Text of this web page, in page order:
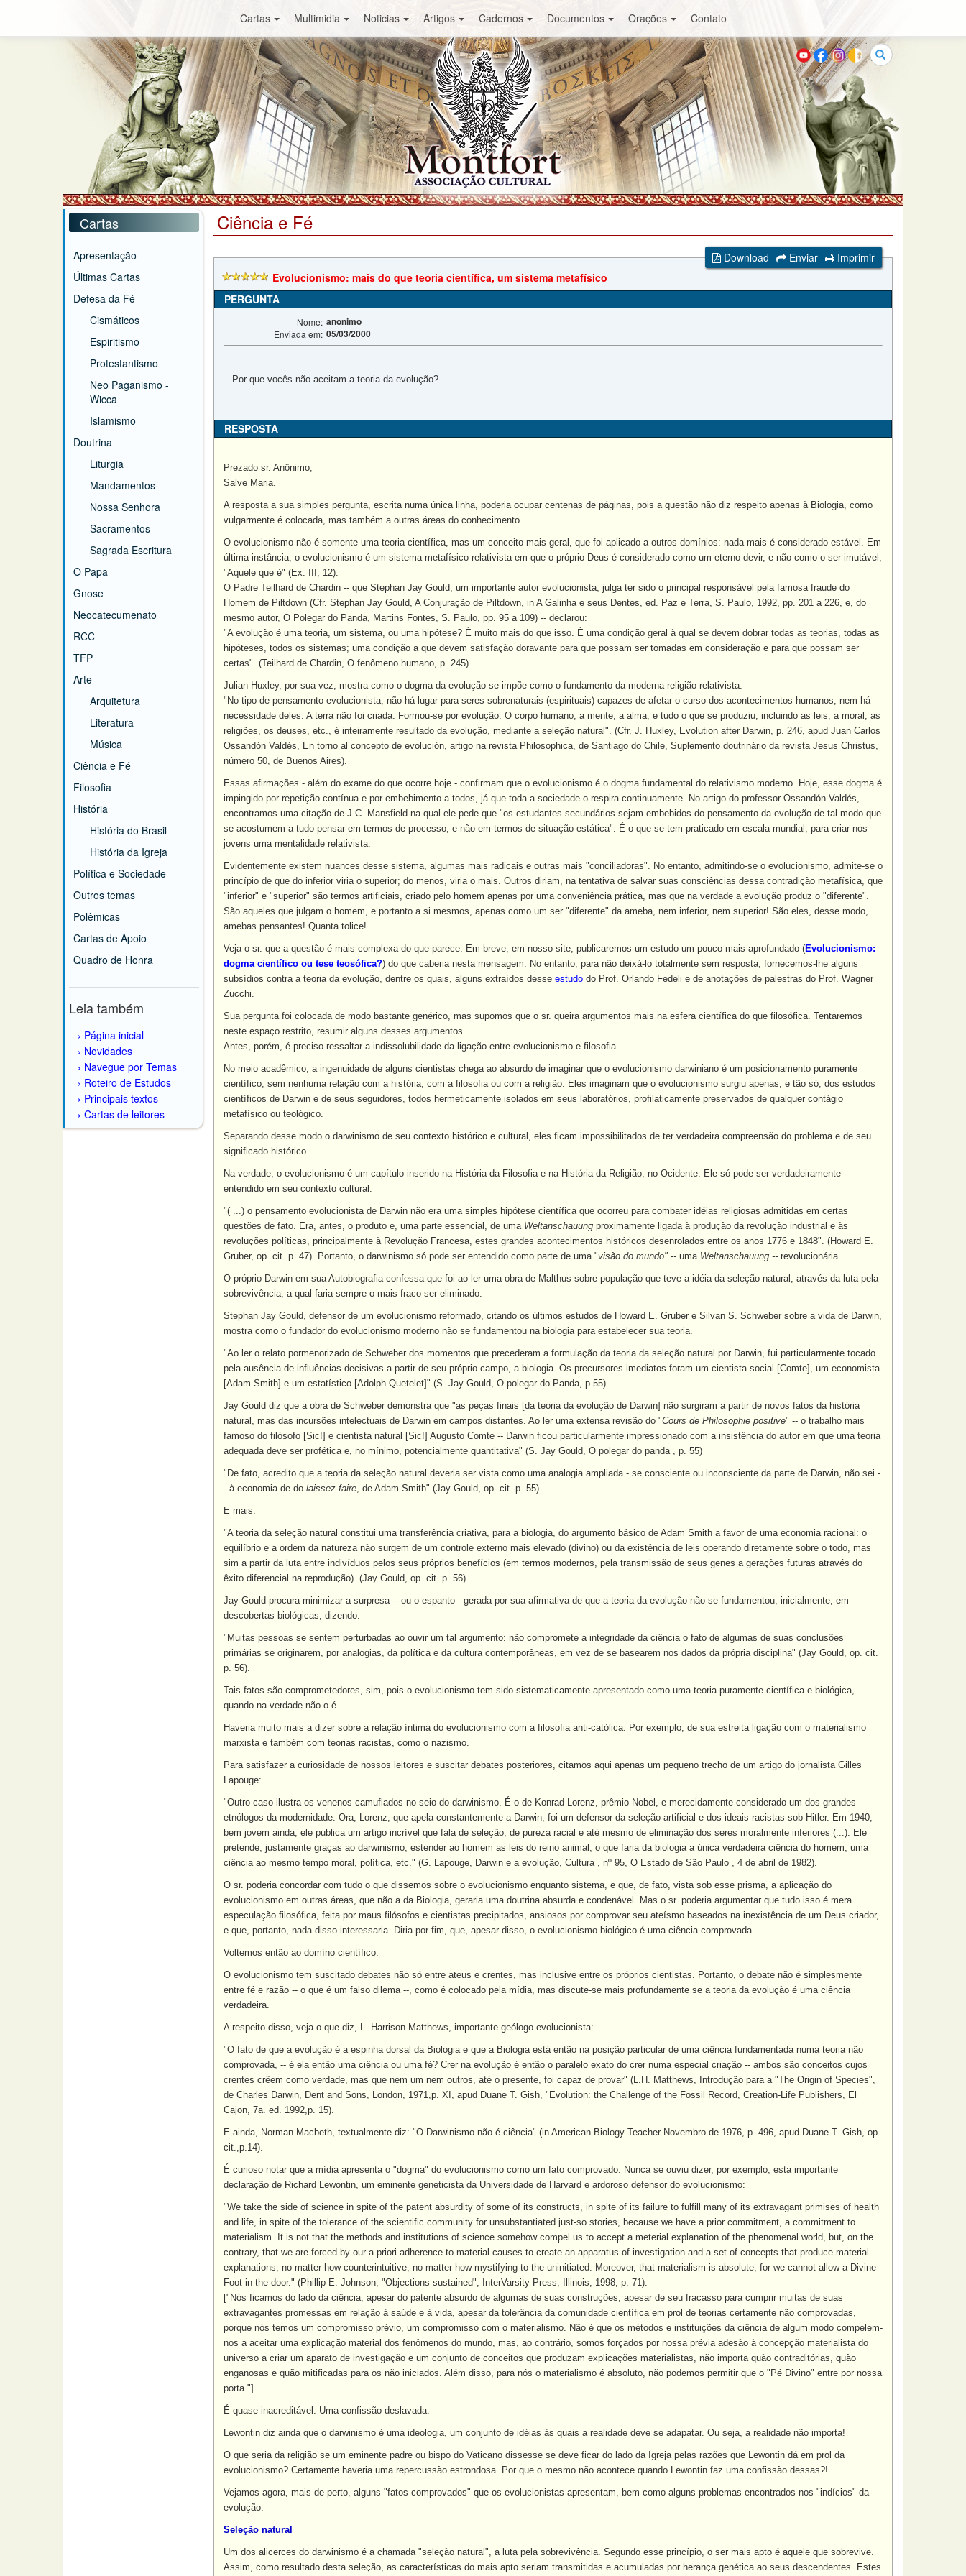
Cartas Multimidia Noticias Artigos Cadernos Documentos Orações Contato
Buscar
Cartas
Apresentação
Últimas Cartas
Defesa da Fé
Cismáticos
Espiritismo
Protestantismo
Neo Paganismo -
Wicca
Islamismo
Doutrina
Liturgia
Mandamentos
Nossa Senhora
Sacramentos
Sagrada Escritura
O Papa
Gnose
Neocatecumenato
RCC
TFP
Arte
Arquitetura
Literatura
Música
Ciência e Fé
Filosofia
História
História do Brasil
História da Igreja
Política e Sociedade
Outros temas
Polêmicas
Cartas de Apoio
Quadro de Honra
Leia também
Página inicial
Novidades
Navegue por Temas
Roteiro de Estudos
Principais textos
Cartas de leitores
Ciência e Fé
Download Enviar
Imprimir
Evolucionismo: mais do que teoria científica, um sistema metafísico
PERGUNTA
Nome: anonimo
Enviada em: 05/03/2000
Por que vocês não aceitam a teoria da evolução?
RESPOSTA
Prezado sr. Anônimo,
Salve Maria.
A resposta a sua simples pergunta, escrita numa única linha, poderia ocupar centenas de páginas, pois a questão não diz respeito apenas à Biologia, como
vulgarmente é colocada, mas também a outras áreas do conhecimento.
O evolucionismo não é somente uma teoria científica, mas um conceito mais geral, que foi aplicado a outros domínios: nada mais é considerado estável. Em
última instância, o evolucionismo é um sistema metafísico relativista em que o próprio Deus é considerado como um eterno devir, e não como o ser imutável,
"Aquele que é" (Ex. III, 12).
O Padre Teilhard de Chardin -- que Stephan Jay Gould, um importante autor evolucionista, julga ter sido o principal responsável pela famosa fraude do
Homem de Piltdown (Cfr. Stephan Jay Gould, A Conjuração de Piltdown, in A Galinha e seus Dentes, ed. Paz e Terra, S. Paulo, 1992, pp. 201 a 226, e, do
mesmo autor, O Polegar do Panda, Martins Fontes, S. Paulo, pp. 95 a 109) -- declarou:
"A evolução é uma teoria, um sistema, ou uma hipótese? É muito mais do que isso. É uma condição geral à qual se devem dobrar todas as teorias, todas as
hipóteses, todos os sistemas; uma condição a que devem satisfação doravante para que possam ser tomadas em consideração e para que possam ser
certas". (Teilhard de Chardin, O fenômeno humano, p. 245).
Julian Huxley, por sua vez, mostra como o dogma da evolução se impõe como o fundamento da moderna religião relativista:
"No tipo de pensamento evolucionista, não há lugar para seres sobrenaturais (espirituais) capazes de afetar o curso dos acontecimentos humanos, nem há
necessidade deles. A terra não foi criada. Formou-se por evolução. O corpo humano, a mente, a alma, e tudo o que se produziu, incluindo as leis, a moral, as
religiões, os deuses, etc., é inteiramente resultado da evolução, mediante a seleção natural". (Cfr. J. Huxley, Evolution after Darwin, p. 246, apud Juan Carlos
Ossandón Valdés, En torno al concepto de evolución, artigo na revista Philosophica, de Santiago do Chile, Suplemento doutrinário da revista Jesus Christus,
número 50, de Buenos Aires).
Essas afirmações - além do exame do que ocorre hoje - confirmam que o evolucionismo é o dogma fundamental do relativismo moderno. Hoje, esse dogma é
impingido por repetição contínua e por embebimento a todos, já que toda a sociedade o respira continuamente. No artigo do professor Ossandón Valdés,
encontramos uma citação de J.C. Mansfield na qual ele pede que "os estudantes secundários sejam embebidos do pensamento da evolução de tal modo que
se acostumem a tudo pensar em termos de processo, e não em termos de situação estática". É o que se tem praticado em escala mundial, para criar nos
jovens uma mentalidade relativista.
Evidentemente existem nuances desse sistema, algumas mais radicais e outras mais "conciliadoras". No entanto, admitindo-se o evolucionismo, admite-se o
princípio de que do inferior viria o superior; do menos, viria o mais. Outros diriam, na tentativa de salvar suas consciências dessa contradição metafísica, que
"inferior" e "superior" são termos artificiais, criado pelo homem apenas por uma conveniência prática, mas que na verdade a evolução produz o "diferente".
São aqueles que julgam o homem, e portanto a si mesmos, apenas como um ser "diferente" da ameba, nem inferior, nem superior! São eles, desse modo,
amebas pensantes! Quanta tolice!
Veja o sr. que a questão é mais complexa do que parece. Em breve, em nosso site, publicaremos um estudo um pouco mais aprofundado (Evolucionismo:
dogma científico ou tese teosófica?) do que caberia nesta mensagem. No entanto, para não deixá-lo totalmente sem resposta, fornecemos-lhe alguns
subsídios contra a teoria da evolução, dentre os quais, alguns extraídos desse estudo do Prof. Orlando Fedeli e de anotações de palestras do Prof. Wagner
Zucchi.
Sua pergunta foi colocada de modo bastante genérico, mas supomos que o sr. queira argumentos mais na esfera científica do que filosófica. Tentaremos
neste espaço restrito, resumir alguns desses argumentos.
Antes, porém, é preciso ressaltar a indissolubilidade da ligação entre evolucionismo e filosofia.
No meio acadêmico, a ingenuidade de alguns cientistas chega ao absurdo de imaginar que o evolucionismo darwiniano é um posicionamento puramente
científico, sem nenhuma relação com a história, com a filosofia ou com a religião. Eles imaginam que o evolucionismo surgiu apenas, e tão só, dos estudos
científicos de Darwin e de seus seguidores, todos hermeticamente isolados em seus laboratórios, profilaticamente preservados de qualquer contágio
metafísico ou teológico.
Separando desse modo o darwinismo de seu contexto histórico e cultural, eles ficam impossibilitados de ter verdadeira compreensão do problema e de seu
significado histórico.
Na verdade, o evolucionismo é um capítulo inserido na História da Filosofia e na História da Religião, no Ocidente. Ele só pode ser verdadeiramente
entendido em seu contexto cultural.
"( ...) o pensamento evolucionista de Darwin não era uma simples hipótese científica que ocorreu para combater idéias religiosas admitidas em certas
questões de fato. Era, antes, o produto e, uma parte essencial, de uma Weltanschauung proximamente ligada à produção da revolução industrial e às
revoluções políticas, principalmente à Revolução Francesa, estes grandes acontecimentos históricos desenrolados entre os anos 1776 e 1848". (Howard E.
Gruber, op. cit. p. 47). Portanto, o darwinismo só pode ser entendido como parte de uma "visão do mundo" -- uma Weltanschauung -- revolucionária.
O próprio Darwin em sua Autobiografia confessa que foi ao ler uma obra de Malthus sobre população que teve a idéia da seleção natural, através da luta pela
sobrevivência, a qual faria sempre o mais fraco ser eliminado.
Stephan Jay Gould, defensor de um evolucionismo reformado, citando os últimos estudos de Howard E. Gruber e Silvan S. Schweber sobre a vida de Darwin,
mostra como o fundador do evolucionismo moderno não se fundamentou na biologia para estabelecer sua teoria.
"Ao ler o relato pormenorizado de Schweber dos momentos que precederam a formulação da teoria da seleção natural por Darwin, fui particularmente tocado
pela ausência de influências decisivas a partir de seu próprio campo, a biologia. Os precursores imediatos foram um cientista social [Comte], um economista
[Adam Smith] e um estatístico [Adolph Quetelet]" (S. Jay Gould, O polegar do Panda, p.55).
Jay Gould diz que a obra de Schweber demonstra que "as peças finais [da teoria da evolução de Darwin] não surgiram a partir de novos fatos da história
natural, mas das incursões intelectuais de Darwin em campos distantes. Ao ler uma extensa revisão do "Cours de Philosophie positive" -- o trabalho mais
famoso do filósofo [Sic!] e cientista natural [Sic!] Augusto Comte -- Darwin ficou particularmente impressionado com a insistência do autor em que uma teoria
adequada deve ser profética e, no mínimo, potencialmente quantitativa" (S. Jay Gould, O polegar do panda , p. 55)
"De fato, acredito que a teoria da seleção natural deveria ser vista como uma analogia ampliada - se consciente ou inconsciente da parte de Darwin, não sei -
- à economia de do laissez-faire, de Adam Smith" (Jay Gould, op. cit. p. 55).
E mais:
"A teoria da seleção natural constitui uma transferência criativa, para a biologia, do argumento básico de Adam Smith a favor de uma economia racional: o
equilíbrio e a ordem da natureza não surgem de um controle externo mais elevado (divino) ou da existência de leis operando diretamente sobre o todo, mas
sim a partir da luta entre indivíduos pelos seus próprios benefícios (em termos modernos, pela transmissão de seus genes a gerações futuras através do
êxito diferencial na reprodução). (Jay Gould, op. cit. p. 56).
Jay Gould procura minimizar a surpresa -- ou o espanto - gerada por sua afirmativa de que a teoria da evolução não se fundamentou, inicialmente, em
descobertas biológicas, dizendo:
"Muitas pessoas se sentem perturbadas ao ouvir um tal argumento: não compromete a integridade da ciência o fato de algumas de suas conclusões
primárias se originarem, por analogias, da política e da cultura contemporâneas, em vez de se basearem nos dados da própria disciplina" (Jay Gould, op. cit.
p. 56).
Tais fatos são comprometedores, sim, pois o evolucionismo tem sido sistematicamente apresentado como uma teoria puramente científica e biológica,
quando na verdade não o é.
Haveria muito mais a dizer sobre a relação íntima do evolucionismo com a filosofia anti-católica. Por exemplo, de sua estreita ligação com o materialismo
marxista e também com teorias racistas, como o nazismo.
Para satisfazer a curiosidade de nossos leitores e suscitar debates posteriores, citamos aqui apenas um pequeno trecho de um artigo do jornalista Gilles
Lapouge:
"Outro caso ilustra os venenos camuflados no seio do darwinismo. É o de Konrad Lorenz, prêmio Nobel, e merecidamente considerado um dos grandes
etnólogos da modernidade. Ora, Lorenz, que apela constantemente a Darwin, foi um defensor da seleção artificial e dos ideais racistas sob Hitler. Em 1940,
bem jovem ainda, ele publica um artigo incrível que fala de seleção, de pureza racial e até mesmo de eliminação dos seres moralmente inferiores (...). Ele
pretende, justamente graças ao darwinismo, estender ao homem as leis do reino animal, o que faria da biologia a única verdadeira ciência do homem, uma
ciência ao mesmo tempo moral, política, etc." (G. Lapouge, Darwin e a evolução, Cultura , nº 95, O Estado de São Paulo , 4 de abril de 1982).
O sr. poderia concordar com tudo o que dissemos sobre o evolucionismo enquanto sistema, e que, de fato, vista sob esse prisma, a aplicação do
evolucionismo em outras áreas, que não a da Biologia, geraria uma doutrina absurda e condenável. Mas o sr. poderia argumentar que tudo isso é mera
especulação filosófica, feita por maus filósofos e cientistas precipitados, ansiosos por comprovar seu ateísmo baseados na inexistência de um Deus criador,
e que, portanto, nada disso interessaria. Diria por fim, que, apesar disso, o evolucionismo biológico é uma ciência comprovada.
Voltemos então ao domíno científico.
O evolucionismo tem suscitado debates não só entre ateus e crentes, mas inclusive entre os próprios cientistas. Portanto, o debate não é simplesmente
entre fé e razão -- o que é um falso dilema --, como é colocado pela mídia, mas discute-se mais profundamente se a teoria da evolução é uma ciência
verdadeira.
A respeito disso, veja o que diz, L. Harrison Matthews, importante geólogo evolucionista:
"O fato de que a evolução é a espinha dorsal da Biologia e que a Biologia está então na posição particular de uma ciência fundamentada numa teoria não
comprovada, -- é ela então uma ciência ou uma fé? Crer na evolução é então o paralelo exato do crer numa especial criação -- ambos são conceitos cujos
crentes crêem como verdade, mas que nem um nem outros, até o presente, foi capaz de provar" (L.H. Matthews, Introdução para a "The Origin of Species",
de Charles Darwin, Dent and Sons, London, 1971,p. XI, apud Duane T. Gish, "Evolution: the Challenge of the Fossil Record, Creation-Life Publishers, El
Cajon, 7a. ed. 1992,p. 15).
E ainda, Norman Macbeth, textualmente diz: "O Darwinismo não é ciência" (in American Biology Teacher Novembro de 1976, p. 496, apud Duane T. Gish, op.
cit.,p.14).
É curioso notar que a mídia apresenta o "dogma" do evolucionismo como um fato comprovado. Nunca se ouviu dizer, por exemplo, esta importante
declaração de Richard Lewontin, um eminente geneticista da Universidade de Harvard e ardoroso defensor do evolucionismo:
"We take the side of science in spite of the patent absurdity of some of its constructs, in spite of its failure to fulfill many of its extravagant primises of health
and life, in spite of the tolerance of the scientific community for unsubstantiated just-so stories, because we have a prior commitment, a commitment to
materialism. It is not that the methods and institutions of science somehow compel us to accept a meterial explanation of the phenomenal world, but, on the
contrary, that we are forced by our a priori adherence to material causes to create an apparatus of investigation and a set of concepts that produce material
explanations, no matter how counterintuitive, no matter how mystifying to the uninitiated. Moreover, that materialism is absolute, for we cannot allow a Divine
Foot in the door." (Phillip E. Johnson, "Objections sustained", InterVarsity Press, Illinois, 1998, p. 71).
["Nós ficamos do lado da ciência, apesar do patente absurdo de algumas de suas construções, apesar de seu fracasso para cumprir muitas de suas
extravagantes promessas em relação à saúde e à vida, apesar da tolerância da comunidade científica em prol de teorias certamente não comprovadas,
porque nós temos um compromisso prévio, um compromisso com o materialismo. Não é que os métodos e instituições da ciência de algum modo compelem-
nos a aceitar uma explicação material dos fenômenos do mundo, mas, ao contrário, somos forçados por nossa prévia adesão à concepção materialista do
universo a criar um aparato de investigação e um conjunto de conceitos que produzam explicações materialistas, não importa quão contraditórias, quão
enganosas e quão mitificadas para os não iniciados. Além disso, para nós o materialismo é absoluto, não podemos permitir que o "Pé Divino" entre por nossa
porta."]
É quase inacreditável. Uma confissão deslavada.
Lewontin diz ainda que o darwinismo é uma ideologia, um conjunto de idéias às quais a realidade deve se adapatar. Ou seja, a realidade não importa!
O que seria da religião se um eminente padre ou bispo do Vaticano dissesse se deve ficar do lado da Igreja pelas razões que Lewontin dá em prol da
evolucionismo? Certamente haveria uma repercussão estrondosa. Por que o mesmo não acontece quando Lewontin faz uma confissão dessas?!
Vejamos agora, mais de perto, alguns "fatos comprovados" que os evolucionistas apresentam, bem como alguns problemas encontrados nos "indícios" da
evolução.
Seleção natural
Um dos alicerces do darwinismo é a chamada "seleção natural", a luta pela sobrevivência. Segundo esse princípio, o ser mais apto é aquele que sobrevive.
Assim, como resultado desta seleção, as características do mais apto seriam transmitidas e acumuladas por herança genética ao seus descendentes. Estes